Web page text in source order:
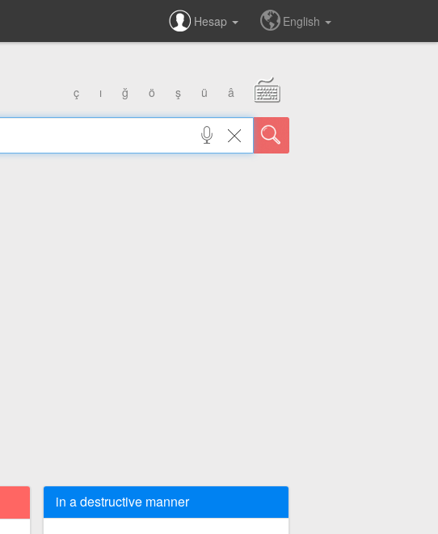
Hesap English
ç ı ğ ö ş ü â
in a destructive manner